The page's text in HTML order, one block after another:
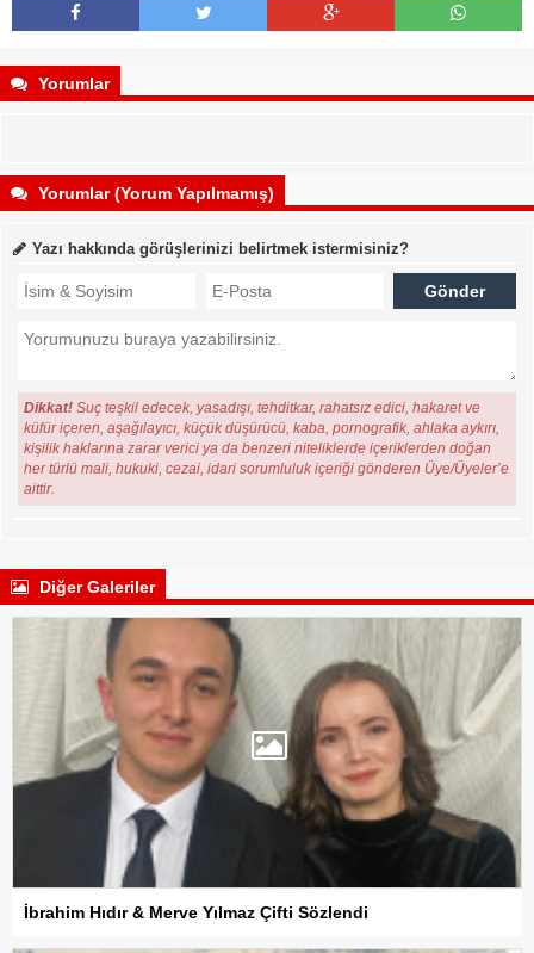
Yorumlar
Yorumlar (Yorum Yapılmamış)
Yazı hakkında görüşlerinizi belirtmek istermisiniz?
Dikkat! Suç teşkil edecek, yasadışı, tehditkar, rahatsız edici, hakaret ve
küfür içeren, aşağılayıcı, küçük düşürücü, kaba, pornografik, ahlaka aykırı,
kişilik haklarına zarar verici ya da benzeri niteliklerde içeriklerden doğan
her türlü mali, hukuki, cezai, idari sorumluluk içeriği gönderen Üye/Üyeler’e
aittir.
Diğer Galeriler
İbrahim Hıdır & Merve Yılmaz Çifti Sözlendi